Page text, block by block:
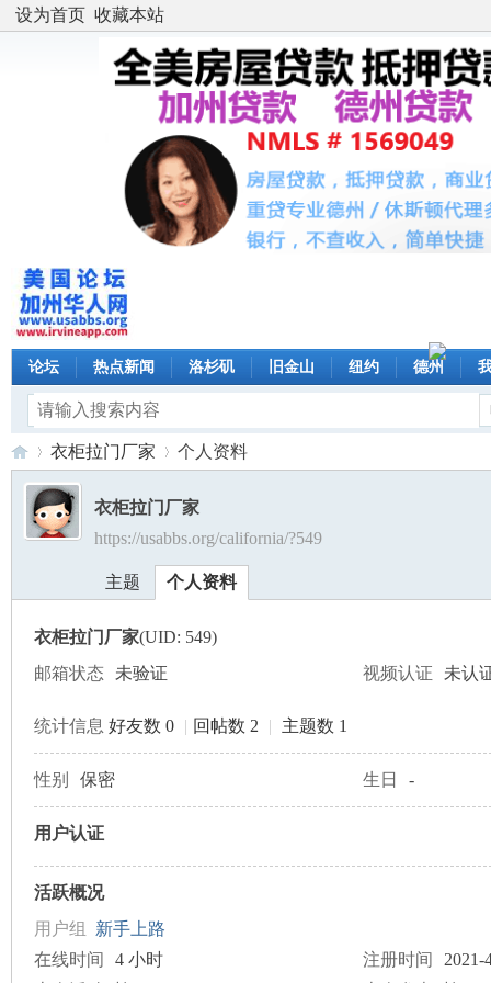
设为首页 收藏本站
论坛 热点新闻 洛杉矶 旧金山 纽约 德州
美›
衣柜拉门厂家
›
个人资料
衣柜拉门厂家
https://usabbs.org/california/?549
主题 个人资料
衣柜拉门厂家(UID: 549)
邮箱状态
未验证 视频认证 未认
统计信息 好友数 0 | 回帖数 2 | 主题数 1
性别 保密 生日 -
用户认证
活跃概况
用户组 新手上路
在线时间
4 小时 注册时间
2021-